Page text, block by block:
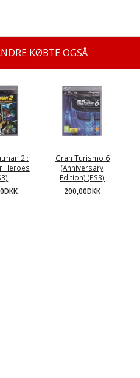
KØBTE OGSÅ
2 :
Heroes
Gran Turismo 6
(Anniversary
Edition) (PS3)
200,00DKK